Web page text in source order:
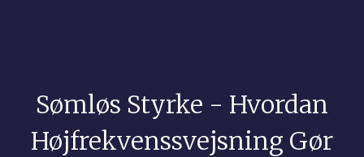
Sømløs Styrke - Hvordan
Højfrekvenssvejsning Gør